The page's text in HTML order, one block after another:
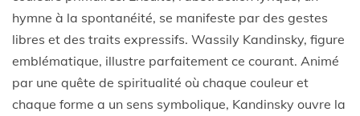
hymne à la spontanéité, se manifeste par des gestes
libres et des traits expressifs. Wassily Kandinsky, figure
emblématique, illustre parfaitement ce courant. Animé
par une quête de spiritualité où chaque couleur et
chaque forme a un sens symbolique, Kandinsky ouvre la